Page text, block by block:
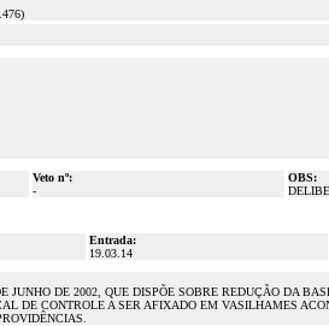
Veto nº:
-
OBS:
Entrada:
19.03.14
DE 2002, QUE DISPÕE SOBRE REDUÇÃO DA
DE CONTROLE A SER AFIXADO EM VASILHAMES